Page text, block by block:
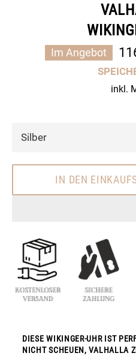
Im Angebot
inkl.
IN DEN
DIESE WIKINGER-UHR IST
NICHT SCHEUEN, VALHALLA